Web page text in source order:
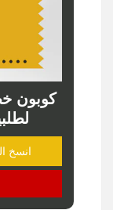
كوبون
انسخ